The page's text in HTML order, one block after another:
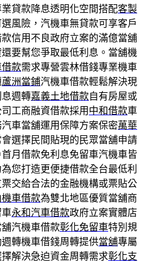
貸款降息透明化空間搭配客製
風險，汽機車無貸款可享客戶
信用不良政府立案的滿億當舖
要幫您爭取最低利息。當舖機
款需求專營雲林借錢專業機車
蘆洲當鋪汽機車借款輕鬆解決現
週轉嘉義土地借款自有房屋或
工商融資借款採用 中和借款車
車當舖運用保障方案保密萬華
選擇民間貼現的民眾當舖申請
月借款免利息免留車汽機車皆
為您打造更便捷借款全台最低利
票交給合法的金融機構或票貼公
機車借款為雙北地區優質當舖商
車永和汽車借款政府立案實體店
汽機車借款彰化免留車特別規
轉機車借錢周轉提供當舖專屬
解決急迫資金周轉需求彰化支